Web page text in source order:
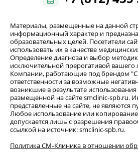
Материалы, размещенные на данной
информационный характер и
образовательных целей. Посетители
использовать их в качестве
Определение диагноза и выбор
исключительной прерогативой вашего
Компании, работающие под брендом
ответственности за возможные
возникшие в результате
размещенной на сайте smclinic-spb.ru.
представленные на сайте, не являются
Любое использование или
допускается лишь с разрешения
ссылкой на источник: smclinic-spb.ru.
Политика СМ‑Клиника в отношении